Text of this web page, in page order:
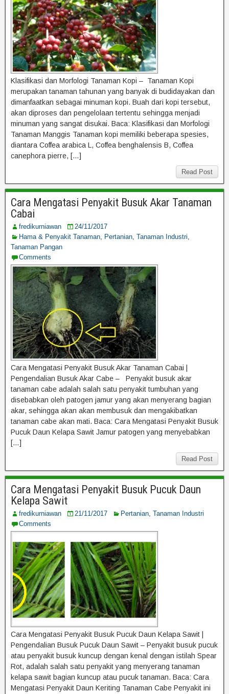
Klasifikasi dan Morfologi Tanaman Kopi – Tanaman Kopi
merupakan tanaman tahunan yang banyak di budidayakan dan
dimanfaatkan sebagai minuman kopi. Buah dari kopi tersebut,
akan diproses dan pengelolaan tertentu sehingga menjadi
minuman yang sangat disukai. Baca: Klasifikasi dan Morfologi
Tanaman Manggis Tanaman kopi memiliki beberapa spesies,
diantara Coffea arabica L, Coffea benghalensis B, Coffea
canephora pierre, […]
Read Post
Cara Mengatasi Penyakit Busuk Akar Tanaman
Cabai
fredikurniawan
24/11/2017
Hama & Penyakit Tanaman, Pertanian, Tanaman Industri,
Tanaman Pangan
Comments
Cara Mengatasi Penyakit Busuk Akar Tanaman Cabai |
Pengendalian Busuk Akar Cabe – Penyakit busuk akar
tanaman cabe adalah salah satu penyakit tumbuhan yang
disebabkan oleh patogen jamur yang akan menyerang bagian
akar, sehingga akan akan membusuk dan mengakibatkan
tanaman cabe akan mati. Baca: Cara Mengatasi Penyakit Busuk
Pucuk Daun Kelapa Sawit Jamur patogen yang menyebabkan
[…]
Read Post
Cara Mengatasi Penyakit Busuk Pucuk Daun
Kelapa Sawit
fredikurniawan 21/11/2017 Pertanian, Tanaman Industri
Comments
Cara Mengatasi Penyakit Busuk Pucuk Daun Kelapa Sawit |
Pengendalian Busuk Pucuk Daun Sawit – Penyakit busuk pucuk
atau penyakit busuk kuncup dengan kenal dengan istilah Spear
Rot, adalah salah satu penyakit yang menyerang tanaman
kelapa sawit bagian kuncup atau pucuk tanaman. Baca: Cara
Mengatasi Penyakit Daun Keriting Tanaman Cabe Penyakit ini